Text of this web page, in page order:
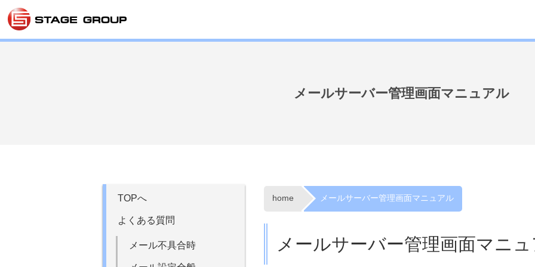
メールサーバー管理画面マニュアル
home メールサーバー管理画面マニュアル
メールサーバー管理画面マニ
TOPへ
よくある質問
メール不具合時